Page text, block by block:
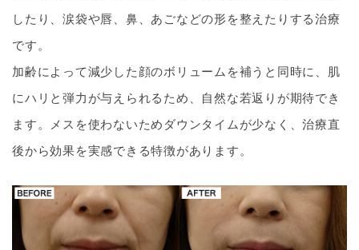
したり、涙袋や唇、鼻、あごなどの形を整えたりする治療
です。
加齢によって減少した顔のボリュームを補うと同時に、肌
にハリと弾力が与えられるため、自然な若返りが期待でき
ます。メスを使わないためダウンタイムが少なく、治療直
後から効果を実感できる特徴があります。